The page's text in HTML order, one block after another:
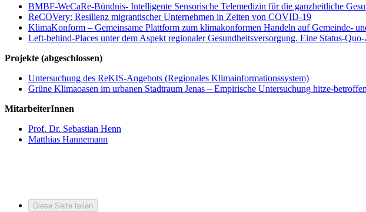
BMBF-WeCaRe-Bündnis- Intelligente Sensorische Telemedizin für die ganzheitliche
ReCOVery: Resilienz migrantischer Unternehmen in Zeiten von COVID-19
KlimaKonform – Gemeinsame Plattform zum klimakonformen Handeln auf Gemeinde-
Left-behind-Places unter dem Aspekt regionaler Gesundheitsversorgung. Eine Status-
Projekte (abgeschlossen)
Untersuchung des ReKIS-Angebots (Regionales Klimainformationssystem)
Grüne Klimaoasen im urbanen Stadtraum Jenas – Empirische Untersuchung hitze-
MitarbeiterInnen
Prof. Dr. Sebastian Henn
Matthias Hannemann
Diese Seite teilen